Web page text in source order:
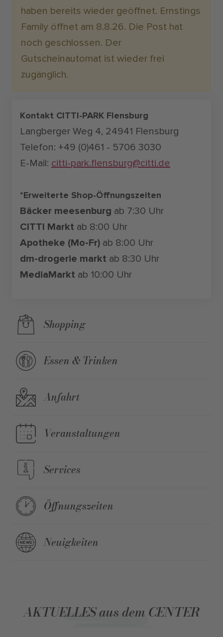
haben bereits wieder geöffnet. Ernstings
Family öffnet am 8.8.26. Die Post hat
noch geschlossen. Der
Gutscheinautomat ist wieder frei
zugänglich.
Kontakt CITTI-PARK Flensburg
Langberger Weg 4, 24941 Flensburg
Telefon: +49 (0)461 - 5706 3030
E-Mail: citti-park.flensburg@citti.de
*Erweiterte Shop-Öffnungszeiten
Bäcker meesenburg ab 7:30 Uhr
CITTI Markt ab 8:00 Uhr
Apotheke (Mo-Fr) ab 8:00 Uhr
dm-drogerie markt ab 8:30 Uhr
MediaMarkt ab 10:00 Uhr
Shopping
Essen & Trinken
Anfahrt
Veranstaltungen
Services
Öffnungszeiten
Neuigkeiten
AKTUELLES aus dem CENTER